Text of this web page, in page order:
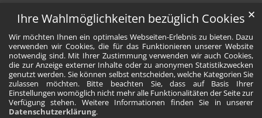
Ihre Wahlmöglichkeiten bezüglich Cookies
Wir möchten Ihnen ein optimales Webseiten-Erlebnis zu bieten. Dazu
verwenden wir Cookies, die für das Funktionieren unserer Website
notwendig sind. Mit Ihrer Zustimmung verwenden wir auch Cookies,
die zur Anzeige externer Inhalte oder zu anonymen Statistikzwecken
genutzt werden. Sie können selbst entscheiden, welche Kategorien Sie
zulassen möchten. Bitte beachten Sie, dass auf Basis Ihrer
Einstellungen womöglich nicht mehr alle Funktionalitäten der Seite zur
Verfügung stehen. Weitere Informationen finden Sie in unserer
Datenschutzerklärung.
✕